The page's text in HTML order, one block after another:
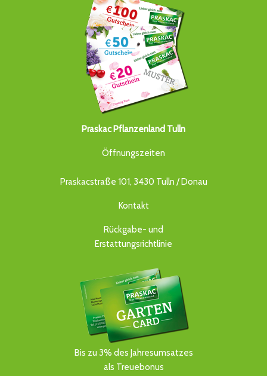
Praskac Pflanzenland Tulln
Öffnungszeiten
Praskacstraße 101, 3430 Tulln / Donau
Kontakt
Rückgabe- und
Erstattungsrichtlinie
Bis zu 3% des Jahresumsatzes
als Treuebonus